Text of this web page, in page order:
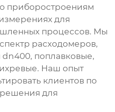
приборостроениям
для
процессов. Мы
расходомеров,
dn400, поплавковые,
Наш опыт
клиентов по
для